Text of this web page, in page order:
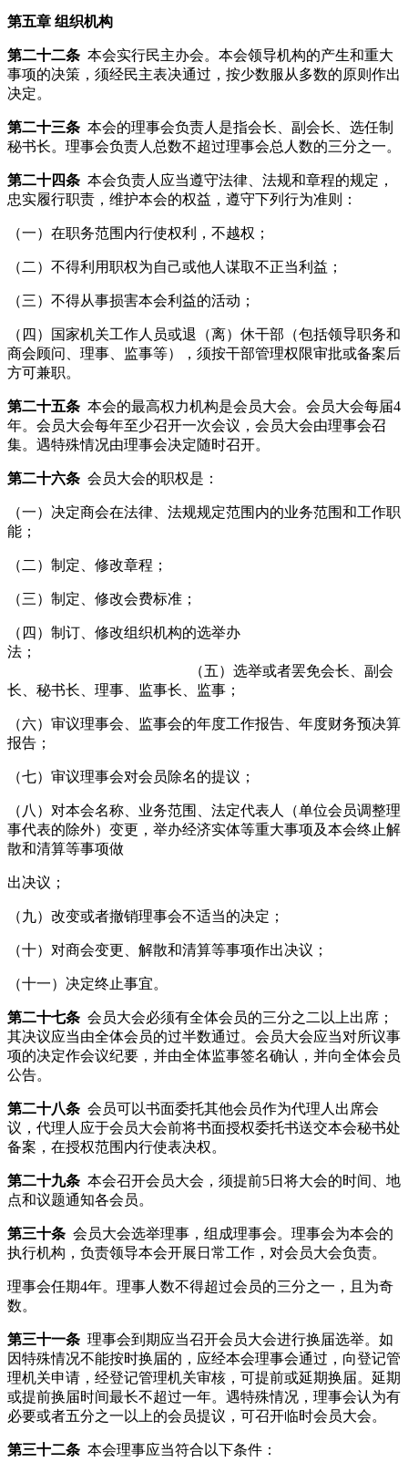
第五章 组织机构
第二十二条 本会实行民主办会。本会领导机构的产生和重大
事项的决策，须经民主表决通过，按少数服从多数的原则作出
决定。
第二十三条 本会的理事会负责人是指会长、副会长、选任制
秘书长。理事会负责人总数不超过理事会总人数的三分之一。
第二十四条 本会负责人应当遵守法律、法规和章程的规定，
忠实履行职责，维护本会的权益，遵守下列行为准则：
（一）在职务范围内行使权利，不越权；
（二）不得利用职权为自己或他人谋取不正当利益；
（三）不得从事损害本会利益的活动；
（四）国家机关工作人员或退（离）休干部（包括领导职务和
商会顾问、理事、监事等），须按干部管理权限审批或备案后
方可兼职。
第二十五条 本会的最高权力机构是会员大会。会员大会每届4
年。会员大会每年至少召开一次会议，会员大会由理事会召
集。遇特殊情况由理事会决定随时召开。
第二十六条 会员大会的职权是：
（一）决定商会在法律、法规规定范围内的业务范围和工作职
能；
（二）制定、修改章程；
（三）制定、修改会费标准；
（四）制订、修改组织机构的选举办
法
（五）选举或者罢免会长、副会
长、秘书长、理事、监事长、监事；
（六）审议理事会、监事会的年度工作报告、年度财务预决算
报告；
（七）审议理事会对会员除名的提议；
（八）对本会名称、业务范围、法定代表人（单位会员调整理
事代表的除外）变更，举办经济实体等重大事项及本会终止解
散和清算等事项做
出决议；
（九）改变或者撤销理事会不适当的决定；
（十）对商会变更、解散和清算等事项作出决议；
（十一）决定终止事宜。
第二十七条 会员大会必须有全体会员的三分之二以上出席；
其决议应当由全体会员的过半数通过。会员大会应当对所议事
项的决定作会议纪要，并由全体监事签名确认，并向全体会员
公告。
第二十八条 会员可以书面委托其他会员作为代理人出席会
议，代理人应于会员大会前将书面授权委托书送交本会秘书处
备案，在授权范围内行使表决权。
第二十九条 本会召开会员大会，须提前5日将大会的时间、地
点和议题通知各会员。
第三十条 会员大会选举理事，组成理事会。理事会为本会的
执行机构，负责领导本会开展日常工作，对会员大会负责。
理事会任期4年。理事人数不得超过会员的三分之一，且为奇
数。
第三十一条 理事会到期应当召开会员大会进行换届选举。如
因特殊情况不能按时换届的，应经本会理事会通过，向登记管
理机关申请，经登记管理机关审核，可提前或延期换届。延期
或提前换届时间最长不超过一年。遇特殊情况，理事会认为有
必要或者五分之一以上的会员提议，可召开临时会员大会。
第三十二条 本会理事应当符合以下条件：